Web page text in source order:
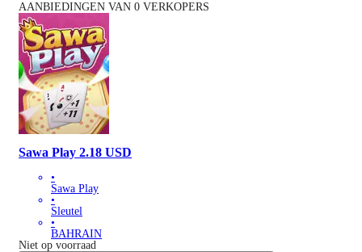
AANBIEDINGEN VAN 0 VERKOPERS
Sawa Play 2.18 USD
•
Sawa Play
•
Sleutel
•
BAHRAIN
Niet op voorraad